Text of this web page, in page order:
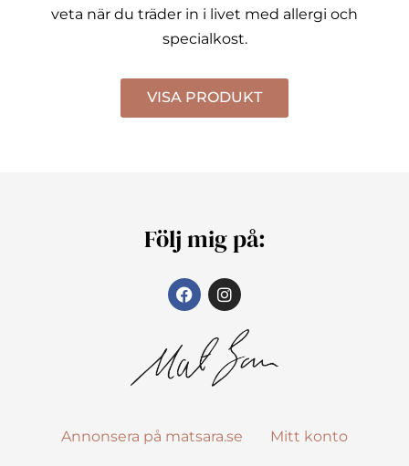
veta när du träder in i livet med allergi och
specialkost.
VISA PRODUKT
Följ mig på:
Annonsera på matsara.se Mitt konto